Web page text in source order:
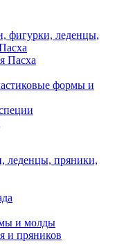
фигурки, леденцы,
Пасха
формы и
леденцы, пряники,
и молды
и пряников